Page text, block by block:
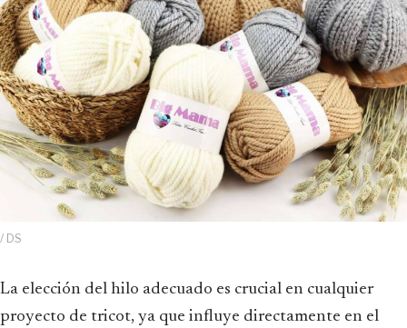
/ DS
La elección del hilo adecuado es crucial en cualquier
proyecto de tricot, ya que influye directamente en el